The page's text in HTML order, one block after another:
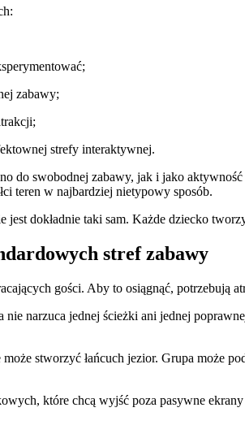
zabawy;
strefy interaktywnej.
do swobodnej zabawy, jak i jako
teren w najbardziej nietypowy sposób.
dokładnie taki sam. Każde dziecko
stref zabawy
gości. Aby to osiągnąć, potrzebują
narzuca jednej ścieżki ani jednej
stworzyć łańcuch jezior. Grupa może
które chcą wyjść poza pasywne